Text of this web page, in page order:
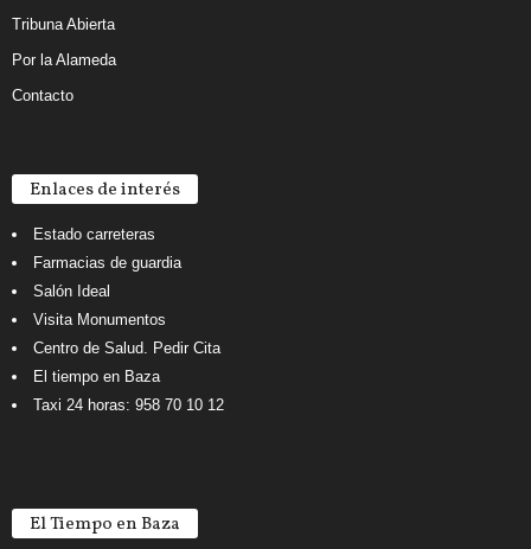
Tribuna Abierta
Por la Alameda
Contacto
Enlaces de interés
Estado carreteras
Farmacias de guardia
Salón Ideal
Visita Monumentos
Centro de Salud. Pedir Cita
El tiempo en Baza
Taxi 24 horas: 958 70 10 12
El Tiempo en Baza